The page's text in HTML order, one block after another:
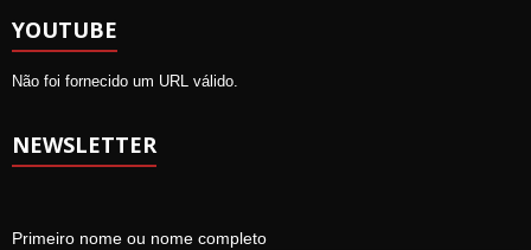
YOUTUBE
Não foi fornecido um URL válido.
NEWSLETTER
Primeiro nome ou nome completo